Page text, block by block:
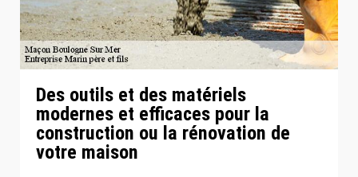
Des outils et des matériels
modernes et efficaces pour la
construction ou la rénovation de
votre maison